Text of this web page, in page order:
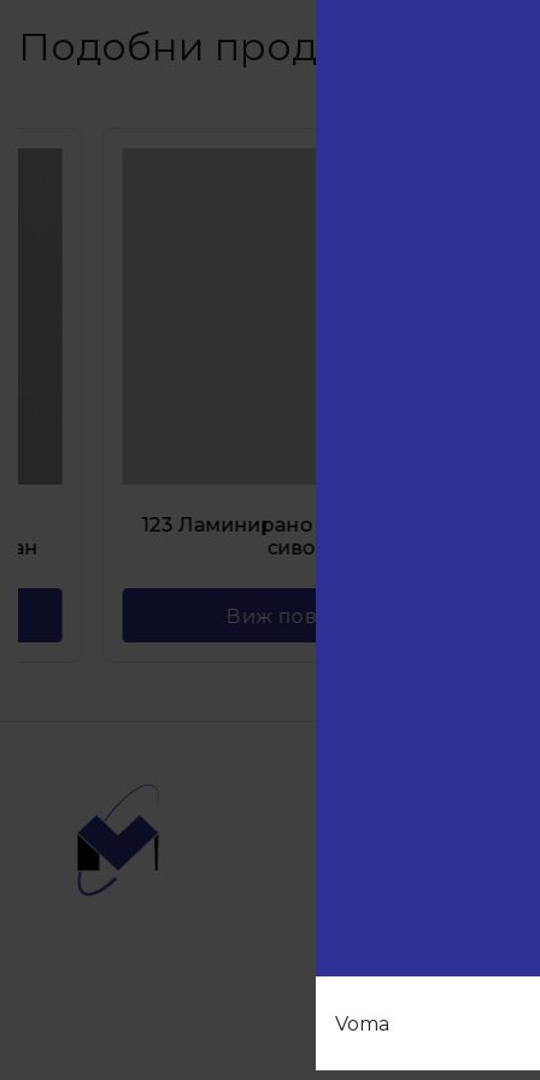
Voma
Подобни продукти
123 Ламинирано ПДЧ Светло
Виж повече